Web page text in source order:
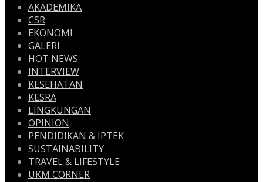
AKADEMIKA
CSR
EKONOMI
GALERI
HOT NEWS
INTERVIEW
KESEHATAN
KESRA
LINGKUNGAN
OPINION
PENDIDIKAN & IPTEK
SUSTAINABILITY
TRAVEL & LIFESTYLE
UKM CORNER